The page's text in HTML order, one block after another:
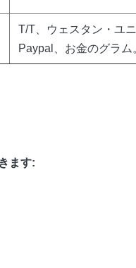
T/T、ウェスタン・ユニ
Paypal、お金のグラム
ます: